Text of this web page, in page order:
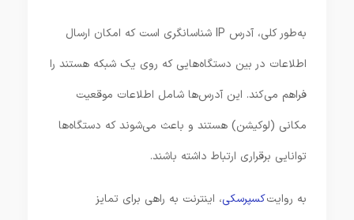
به‌طور کلی، آدرس‌ IP شناسانگری است که امکان ارسال
اطلاعات در بین دستگاه‌هایی که روی یک شبکه هستند را
فراهم می‌کند. این آدرس‌ها شامل اطلاعات موقعیت
مکانی (لوکیشن) هستند و باعث می‌شوند که دستگاه‌ها
توانایی برقراری ارتباط داشته باشند.
به روایتکسپرسکی، اینترنت به راهی برای تمایز